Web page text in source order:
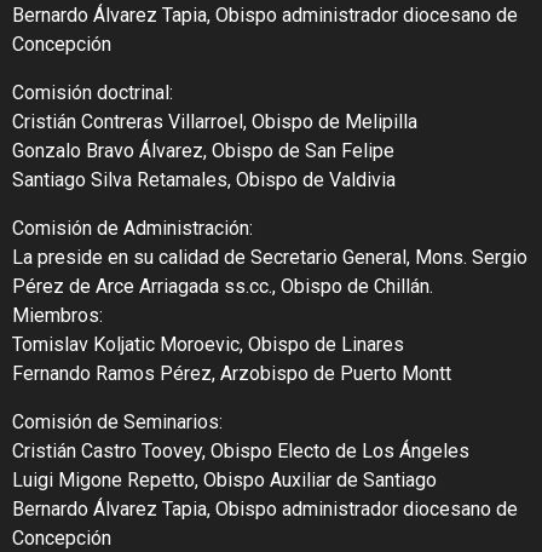
Bernardo Álvarez Tapia, Obispo administrador diocesano de
Concepción
Comisión doctrinal:
Cristián Contreras Villarroel, Obispo de Melipilla
Gonzalo Bravo Álvarez, Obispo de San Felipe
Santiago Silva Retamales, Obispo de Valdivia
Comisión de Administración:
La preside en su calidad de Secretario General, Mons. Sergio
Pérez de Arce Arriagada ss.cc., Obispo de Chillán.
Miembros:
Tomislav Koljatic Moroevic, Obispo de Linares
Fernando Ramos Pérez, Arzobispo de Puerto Montt
Comisión de Seminarios:
Cristián Castro Toovey, Obispo Electo de Los Ángeles
Luigi Migone Repetto, Obispo Auxiliar de Santiago
Bernardo Álvarez Tapia, Obispo administrador diocesano de
Concepción